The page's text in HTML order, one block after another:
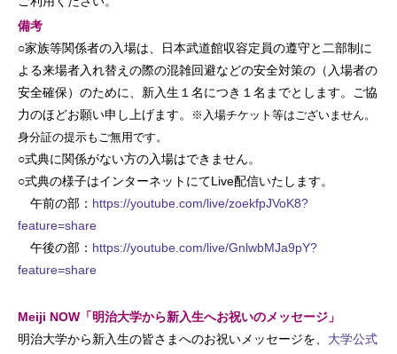
備考
○家族等関係者の入場は、日本武道館収容定員の遵守と二部制に
よる来場者入れ替えの際の混雑回避などの安全対策の（入場者の
安全確保）のために、新入生１名につき１名までとします。ご協
力のほどお願い申し上げます。
※入場チケット等はございません。
身分証の提示もご無用です。
○式典に関係がない方の入場はできません。
○式典の様子はインターネットにてLive配信いたします。
午前の部： https://youtube.com/live/zoekfpJVoK8?
feature=share
午後の部： https://youtube.com/live/GnlwbMJa9pY?
feature=share
Meiji NOW「明治大学から新入生へお祝いのメッセージ」
明治大学から新入生の皆さまへのお祝いメッセージを、 大学公式